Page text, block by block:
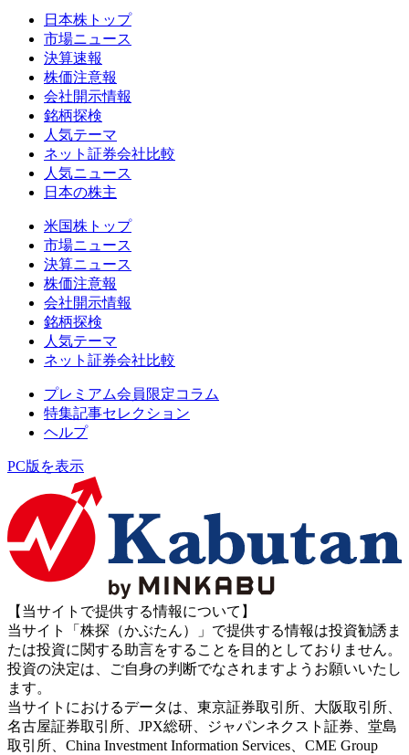
日本株トップ
市場ニュース
決算速報
株価注意報
会社開示情報
銘柄探検
人気テーマ
ネット証券会社比較
人気ニュース
日本の株主
米国株トップ
市場ニュース
決算ニュース
株価注意報
会社開示情報
銘柄探検
人気テーマ
ネット証券会社比較
プレミアム会員限定コラム
特集記事セレクション
ヘルプ
PC版を表示
【当サイトで提供する情報について】
当サイト「株探（かぶたん）」で提供する情報は投資勧誘ま
たは投資に関する助言をすることを目的としておりません。
投資の決定は、ご自身の判断でなされますようお願いいたし
ます。
当サイトにおけるデータは、東京証券取引所、大阪取引所、
名古屋証券取引所、JPX総研、ジャパンネクスト証券、堂島
取引所、China Investment Information Services、CME Group